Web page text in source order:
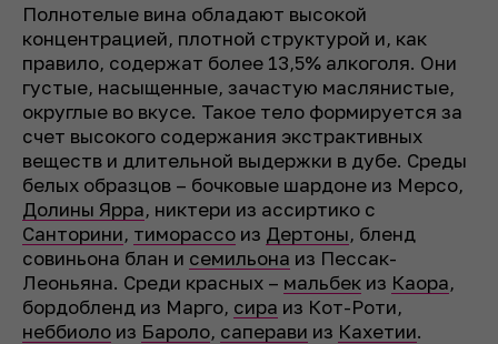
Полнотелые вина обладают высокой
концентрацией, плотной структурой и, как
правило, содержат более 13,5% алкоголя. Они
густые, насыщенные, зачастую маслянистые,
округлые во вкусе. Такое тело формируется за
счет высокого содержания экстрактивных
веществ и длительной выдержки в дубе. Среды
белых образцов – бочковые шардоне из Мерсо,
Долины Ярра, никтери из ассиртико с
Санторини, тиморассо из Дертоны, бленд
совиньона блан и семильона из Пессак-
Леоньяна. Среди красных – мальбек из Каора,
бордобленд из Марго, сира из Кот-Роти,
неббиоло из Бароло, саперави из Кахетии.